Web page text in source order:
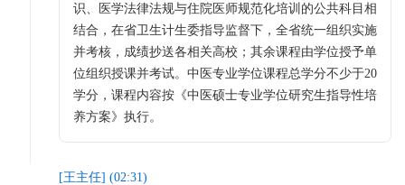
识、医学法律法规与住院医师规范化培训的公共科目相
结合，在省卫生计生委指导监督下，全省统一组织实施
并考核，成绩抄送各相关高校；其余课程由学位授予单
位组织授课并考试。中医专业学位课程总学分不少于20
学分，课程内容按《中医硕士专业学位研究生指导性培
养方案》执行。
[王主任] (02:31 )